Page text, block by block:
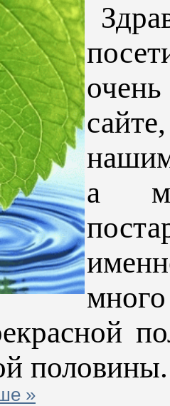
а
половины.
»